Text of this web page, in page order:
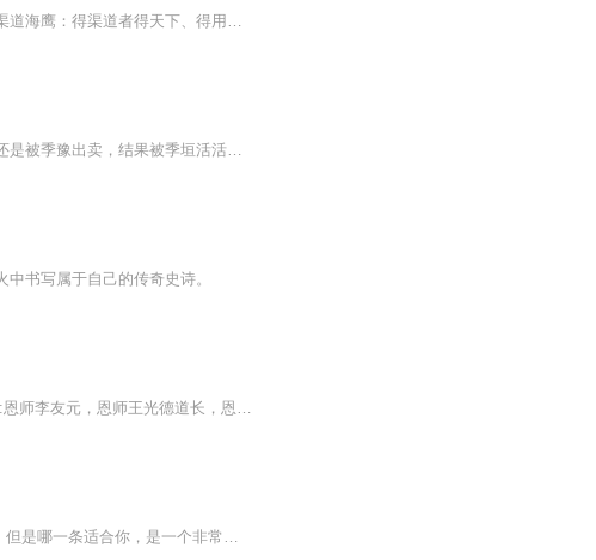
如何建设渠道、打造销售网络、聚集大量用户如何招商、打造销售网络、建设自主渠道海鹰：得渠道者得天下、得用户者得天下海鹰老师18127812883《希望能够帮到你》目光在哪里聚集，财富必将在哪里发生1、如何让消费者都变成分享者和推广者？实现快速裂变2、如...
为了救母亲，前世，沈决联合瑞王季豫，潜伏在瑾王季垣身边，处处谨慎小心，可还是被季豫出卖，结果被季垣活活千刀万剐而死。重生之后，沈决孤身进宫，步步为营，得到了至高无上的地位，本以为一切尽在掌握，可却发觉所有的认知面目全非。每天上午9:00更新...
书写属于自己的传奇史诗。
公孙清高，别号:天涯孤客。湖北荆门道教三清观住持！武当道教学院副院长。师从:恩师李友元，恩师王光德道长，恩师赖保荣道长。探索三教合一途径。1998年捐资300万兴建我国首家老子、孔子、如来古文化纪念馆。著有:道德经注释。本专辑是公孙清高道长师爷日...
日更5集，不定期爆更！订阅可以收到更新提醒哦~ 【内容简介】 成功之道有万千，但是哪一条适合你，是一个非常难以确定的答案。因此，人们总善于挖空心思地去琢磨此道，尽可能赢得成功的砝码。全书视野开阔，内容丰富，清楚的描述了十二位中国古代历史...